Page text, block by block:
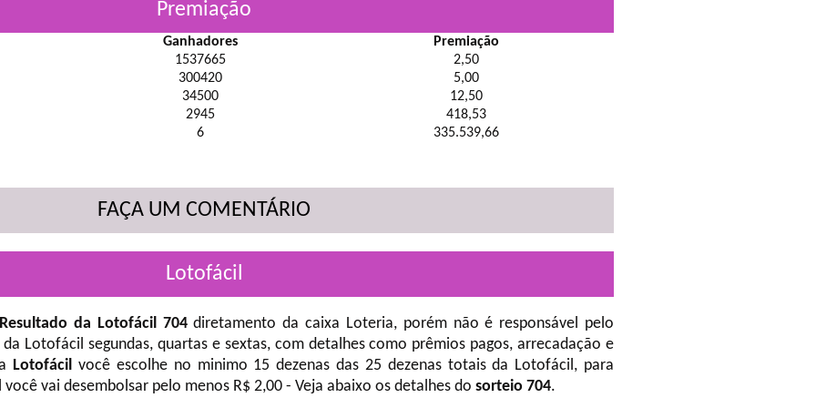
Premiação
Ganhadores
Premiação
1537665
2,50
300420
5,00
34500
12,50
2945
418,53
6
335.539,66
FAÇA UM COMENTÁRIO
Lotofácil
Resultado da Lotofácil 704diretamento da caixa Loteria, porém não é responsável pelo
da Lotofácil segundas, quartas e sextas, com detalhes como prêmios pagos, arrecadação e
Lotofácil você escolhe no minimo 15 dezenas das 25 dezenas totais da Lotofácil, para
vai desembolsar pelo menos R$ 2,00 - Veja abaixo os detalhes do sorteio 704.